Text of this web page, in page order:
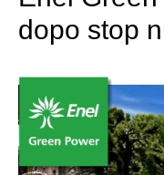
dopo stop